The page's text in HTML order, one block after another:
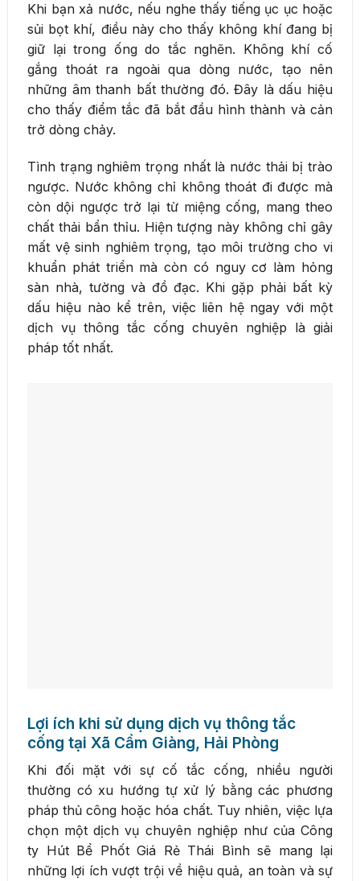
Khi bạn xả nước, nếu nghe thấy tiếng ục ục hoặc
sủi bọt khí, điều này cho thấy không khí đang bị
giữ lại trong ống do tắc nghẽn. Không khí cố
gắng thoát ra ngoài qua dòng nước, tạo nên
những âm thanh bất thường đó. Đây là dấu hiệu
cho thấy điểm tắc đã bắt đầu hình thành và cản
trở dòng chảy.
Tình trạng nghiêm trọng nhất là nước thải bị trào
ngược. Nước không chỉ không thoát đi được mà
còn dội ngược trở lại từ miệng cống, mang theo
chất thải bẩn thỉu. Hiện tượng này không chỉ gây
mất vệ sinh nghiêm trọng, tạo môi trường cho vi
khuẩn phát triển mà còn có nguy cơ làm hỏng
sàn nhà, tường và đồ đạc. Khi gặp phải bất kỳ
dấu hiệu nào kể trên, việc liên hệ ngay với một
dịch vụ thông tắc cống chuyên nghiệp là giải
pháp tốt nhất.
Lợi ích khi sử dụng dịch vụ thông tắc
cống tại Xã Cẩm Giàng, Hải Phòng
Khi đối mặt với sự cố tắc cống, nhiều người
thường có xu hướng tự xử lý bằng các phương
pháp thủ công hoặc hóa chất. Tuy nhiên, việc lựa
chọn một dịch vụ chuyên nghiệp như của Công
ty Hút Bể Phốt Giá Rẻ Thái Bình sẽ mang lại
những lợi ích vượt trội về hiệu quả, an toàn và sự